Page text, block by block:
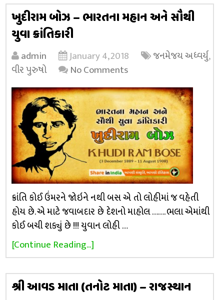
ખુદીરામ બોઝ – ભારતના મહાન અને સૌથી
યુવા ક્રાંતિકારી
admin January 4, 2018 જનમેજય અધ્વર્યુ,
વીર પુરુષો
No Comments
ક્રાંતિ કોઈ ઉંમરને જોઇને નથી બસ એ તો લોહીમાં જ વહેતી
હોય છે. એ માટે જવાબદાર છે દેશનો માહોલ ……. ભલા એમાંથી
કોઈ બચી શક્યું છે !!! યુવાન લોહી …
[Continue Reading...]
શ્રી આવડ માતા (તનોટ માતા) – રાજસ્થાન